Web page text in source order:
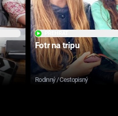
Fotr na tripu
Rodinný / Cestopisný